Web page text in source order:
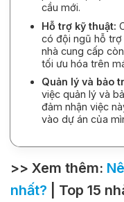
cầu mới.
Hỗ trợ kỹ thuật:
có đội ngũ hỗ trợ
nhà cung cấp
tối ưu hóa trên
Quản lý và bảo
việc quản lý và
đảm nhận việc
vào dự án của
>> Xem thêm:
nhất? | Top 15